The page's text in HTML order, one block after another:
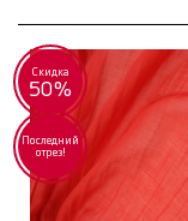
Скидка
50%
Последний
отрез!